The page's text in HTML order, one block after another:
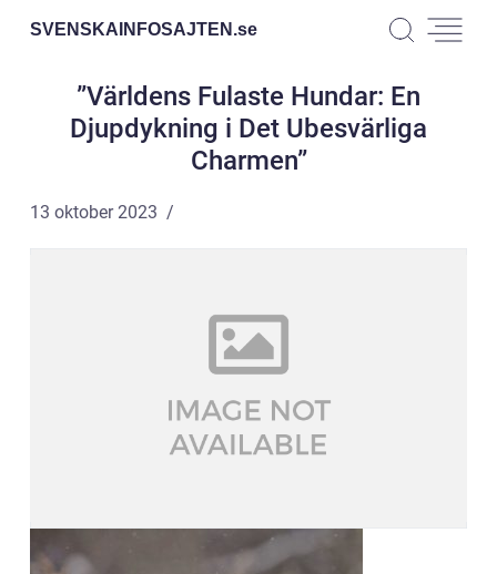
SVENSKAINFOSAJTEN.se
”Världens Fulaste Hundar: En
Djupdykning i Det Ubesvärliga
Charmen”
13 oktober 2023